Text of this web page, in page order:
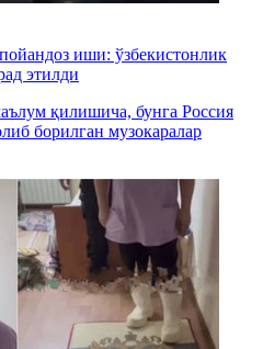
иши: ўзбекистонлик
этилди
қилишича, бунга Россия
борилган музокаралар